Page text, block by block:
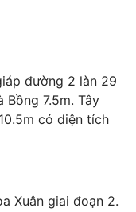
đường 2 làn 29
7.5m. Tây
có diện tích
Xuân giai đoạn 2.